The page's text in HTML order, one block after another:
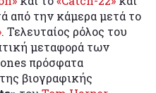
από την κάμερα μετά το
. Τελευταίος ρόλος του
μεταφορά των
πρόσφατα
της βιογραφικής